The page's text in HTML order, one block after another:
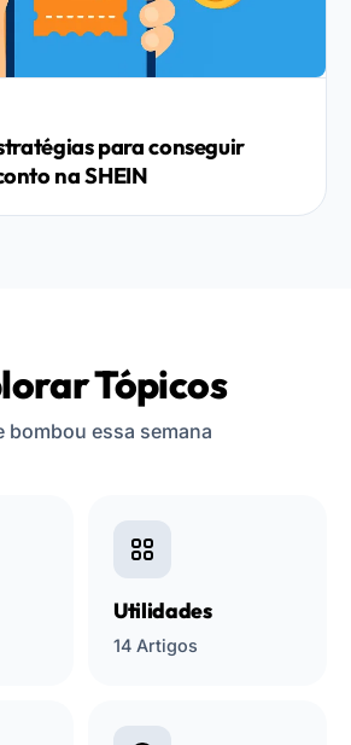
para conseguir
na SHEIN
Tópicos
bombou essa semana
Utilidades
14 Artigos